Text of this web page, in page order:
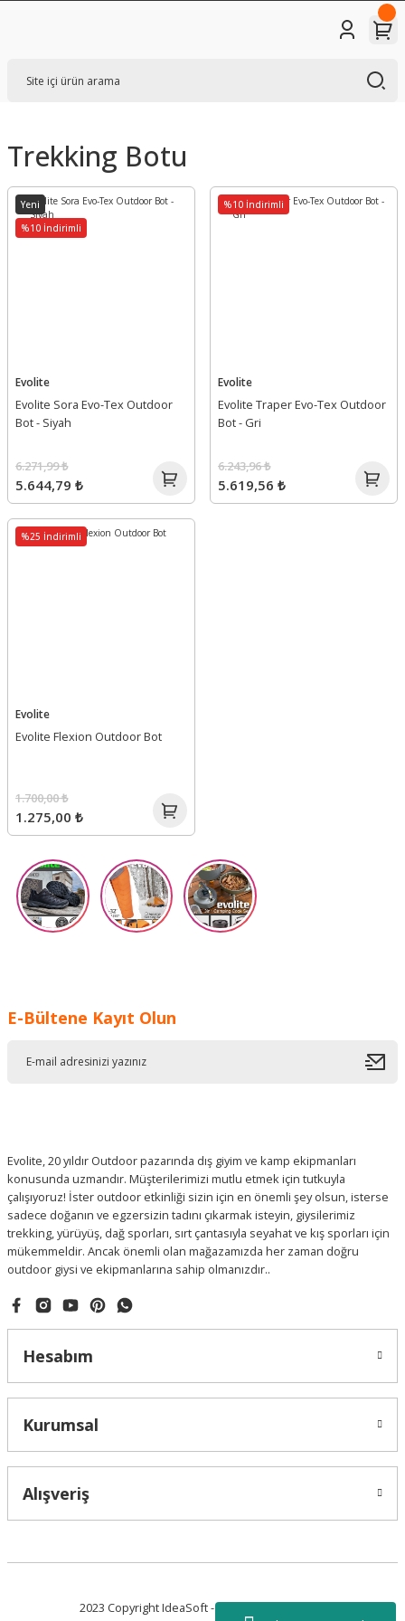
Trekking Botu
Yeni
%10 İndirimli
Evolite
Evolite Sora Evo-Tex Outdoor
Bot - Siyah
5.644,79 ₺
6.271,99 ₺
%10 İndirimli
Evolite
Evolite Traper Evo-Tex Outdoor
Bot - Gri
5.619,56 ₺
6.243,96 ₺
%25 İndirimli
Evolite
Evolite Flexion Outdoor Bot
1.275,00 ₺
1.700,00 ₺
E-Bültene Kayıt Olun
Evolite, 20 yıldır Outdoor pazarında dış giyim ve kamp ekipmanları
konusunda uzmandır. Müşterilerimizi mutlu etmek için tutkuyla
çalışıyoruz! İster outdoor etkinliği sizin için en önemli şey olsun, isterse
sadece doğanın ve egzersizin tadını çıkarmak isteyin, giysilerimiz
trekking, yürüyüş, dağ sporları, sırt çantasıyla seyahat ve kış sporları için
mükemmeldir. Ancak önemli olan mağazamızda her zaman doğru
outdoor giysi ve ekipmanlarına sahip olmanızdır..
Hesabım
Kurumsal
Alışveriş
2023 Copyright IdeaSoft - Tüm Hakları Saklıdır.